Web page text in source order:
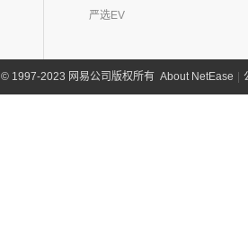
严选EV
©1997-2023 网易公司版权所有 About NetEase